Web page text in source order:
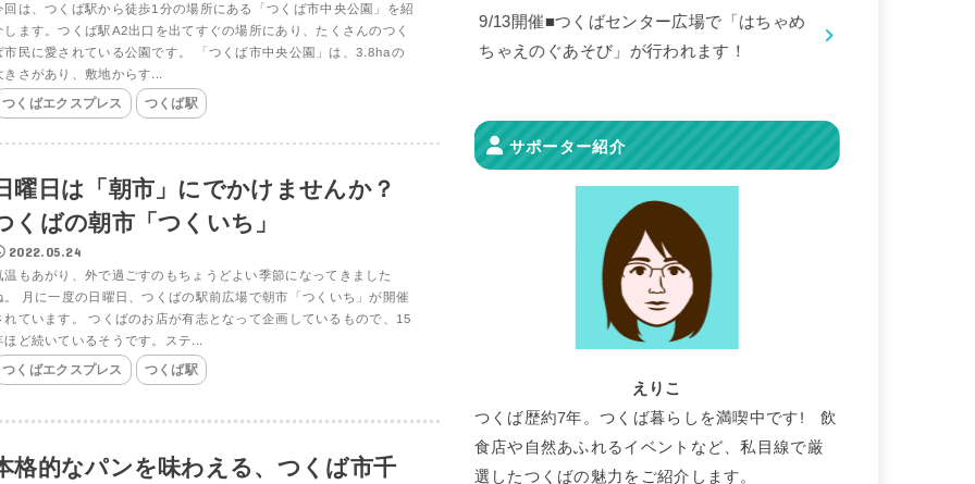
回は、つくば駅から徒歩1分の場所にある「つくば市中央公園」を紹
します。つくば駅A2出口を出てすぐの場所にあり、たくさんのつく
市民に愛されている公園です。 「つくば市中央公園」は、3.8haの
きさがあり、敷地からす...
つくばエクスプレス つくば駅
曜日は「朝市」にでかけませんか？
くばの朝市「つくいち」
2022.05.24
温もあがり、外で過ごすのもちょうどよい季節になってきました
。 月に一度の日曜日、つくばの駅前広場で朝市「つくいち」が開催
れています。 つくばのお店が有志となって企画しているもので、15
ほど続いているそうです。ステ...
つくばエクスプレス つくば駅
格的なパンを味わえる、つくば市千
9/13開催■つくばセンター広場で「はちゃめ
ちゃえのぐあそび」が行われます！
サポーター紹介
えりこ
つくば歴約7年。つくば暮らしを満喫中です! 飲
食店や自然あふれるイベントなど、私目線で厳
選したつくばの魅力をご紹介します。